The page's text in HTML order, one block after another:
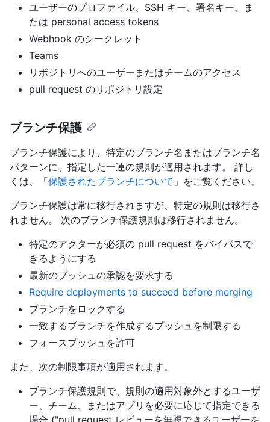
ユーザーのプロファイル、SSH キー、署名キー、ま
たは personal access tokens
Webhook のシークレット
Teams
リポジトリへのユーザーまたはチームのアクセス
pull request のリポジトリ設定
ブランチ保護
ブランチ保護により、特定のブランチ名またはブランチ名
パターンに、指定した一連の規則が適用されます。 詳し
くは、「保護されたブランチについて 」をご覧ください。
ブランチ保護は常に移行されますが、特定の規則は移行さ
れません。 次のブランチ保護規則は移行されません。
特定のアクターが必須の pull request をバイパスで
きるようにする
最新のプッシュの承認を要求する
Require deployments to succeed before merging
ブランチをロックする
一致するブランチを作成するプッシュを制限する
フォースプッシュを許可
また、次の制限事項が適用されます。
ブランチ保護規則で、規則の適用対象外とするユーザ
ー、チーム、またはアプリを必要に応じて指定できる
場合 ("pull request レビューを無視できるユーザーを